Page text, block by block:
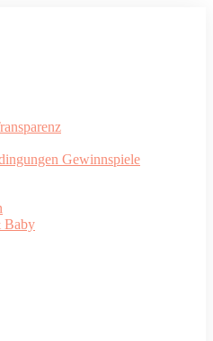
Gewinnspiele
Baby